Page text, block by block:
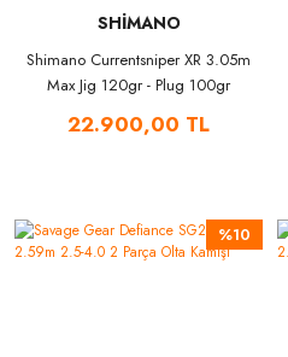
SHİMANO
Shimano Currentsniper XR 3.05m
Max Jig 120gr - Plug 100gr
22.900,00 TL
%10